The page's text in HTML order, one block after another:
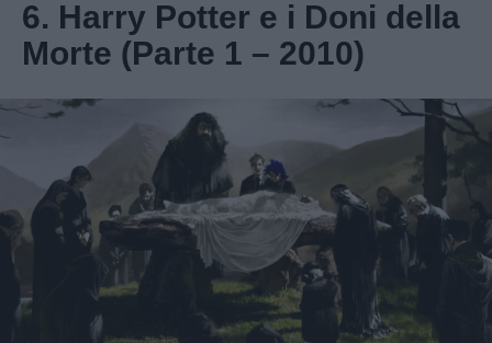
6. Harry Potter e i Doni della
Morte (Parte 1 – 2010)